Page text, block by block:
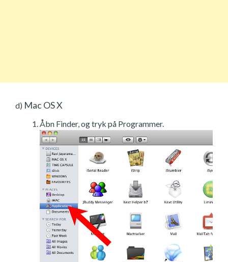
d) Mac OS X
Åbn Finder, og tryk på Programmer.